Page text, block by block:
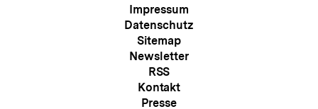
Meta-
Navigation
Impressum
Datenschutz
Sitemap
Newsletter
RSS
Kontakt
Presse